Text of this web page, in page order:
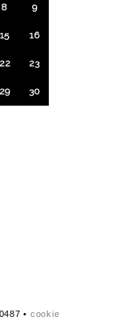
8 9
15 16
22 23
29 30
• cookie